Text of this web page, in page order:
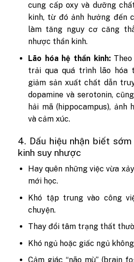
cung cấp oxy và dưỡng
kinh, từ đó ảnh hưởng đến
làm tăng nguy cơ căng
nhược thần kinh.
Lão hóa hệ thần kinh:Theo
trải qua quá trình lão hóa
giảm sản xuất chất dẫn
dopamine và serotonin,
hải mã (hippocampus),
và cảm xúc.
4. Dấu hiệu nhận biết
kinh suy nhược
Hay quên những việc vừa
mới học.
Khó tập trung vào công
chuyện.
Thay đổi tâm trạng thất
Khó ngủ hoặc giấc ngủ
Cảm giác “não mù” (brain